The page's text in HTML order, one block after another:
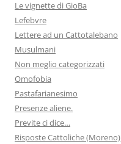
Le vignette di GioBa
Lefebvre
Lettere ad un Cattotalebano
Musulmani
Non meglio categorizzati
Omofobia
Pastafarianesimo
Presenze aliene.
Previte ci dice…
Risposte Cattoliche (Moreno)